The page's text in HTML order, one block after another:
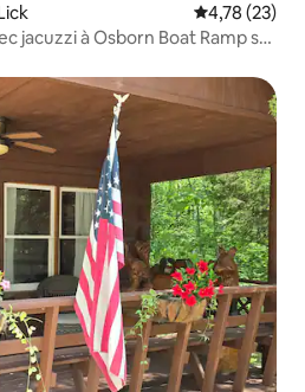
Évaluation
4,78 (23)
jacuzzi à Osborn Boat Ramp sur